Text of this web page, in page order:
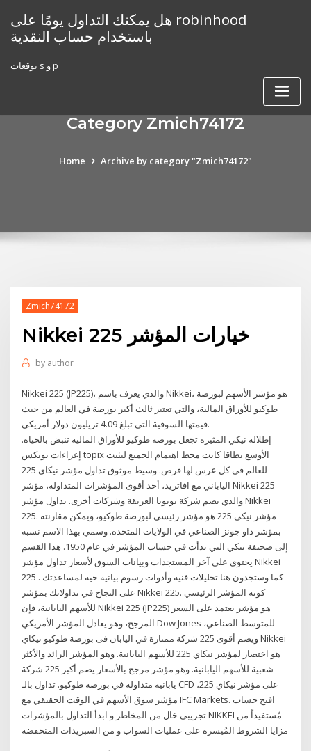
content
هل يمكنك التداول يومًا على robinhood
باستخدام حساب النقدية
توقعات s و p
Category Zmich74172
Home Archive by category "Zmich74172"
Zmich74172
Nikkei 225 خيارات المؤشر
by author
Nikkei 225 (JP225)، والذي يعرف باسم Nikkei، هو مؤشر الأسهم لبورصة
طوكيو للأوراق المالية، والتي تعتبر ثالث أكبر بورصة في العالم من حيث
قيمتها السوقية التي تبلغ 4.09 تريليون دولار أمريكي.
إطلالة نيكي المثيرة تجعل بورصة طوكيو للأوراق المالية تنبض بالحياة.
إغراءات توبكس topix الأوسع نطاقا كانت محط اهتمام الجميع لتثبت
للعالم في كل عرس لها قرص. وسيط موثوق تداول مؤشر نيكاي 225
الياباني مع افاتريد، أحد أقوى المؤشرات المتداولة، مؤشر Nikkei 225
والذي يضم شركة تويوتا العريقة وشركات أخرى. تداول مؤشر Nikkei
225. مؤشر نيكي 225 هو مؤشر رئيسي لبورصة طوكيو، ويمكن مقارنته
بمؤشر داو جونز الصناعي في الولايات المتحدة. وسمي بهذا الاسم نسبة
إلى صحيفة نيكي التي بدأت في حساب المؤشر في عام 1950. هذا القسم
يحتوي على آخر المستجدات وبيانات السوق لأسعار تداول مؤشر Nikkei
225 . كما وستجدون هنا تحليلات فنية وأدوات رسوم بيانية حية لمساعدتك
على النجاح في تداولاتك بمؤشر Nikkei 225. كونه المؤشر الرئيسي
للأسهم اليابانية، فإن Nikkei 225 (JP225) هو مؤشر يعتمد على السعر
المرجح، وهو يعادل المؤشر الأمريكي Dow Jones للمتوسط الصناعي،
ويضم أقوى 225 شركة ممتازة في اليابان فى بورصة طوكيو نيكاي Nikkei
هو اختصار لمؤشر نيكاي 225 للأسهم اليابانية. وهو المؤشر الرائد والأكثر
شعبية للأسهم اليابانية. وهو مؤشر مرجح بالأسعار يضم أكبر 225 شركة
يابانية متداولة في بورصة طوكيو. تداول بالـ CFD على مؤشر نيكاي 225،
مؤشر سوق الأسهم في الوقت الحقيقي مع IFC Markets. افتح حساب
تجريبي خال من المخاطر و ابدأ التداول بالمؤشرات NIKKEI مُستفيداً من
مزايا الشروط المُيسرة على عمليات السواب و من السبريدات المنخفضة